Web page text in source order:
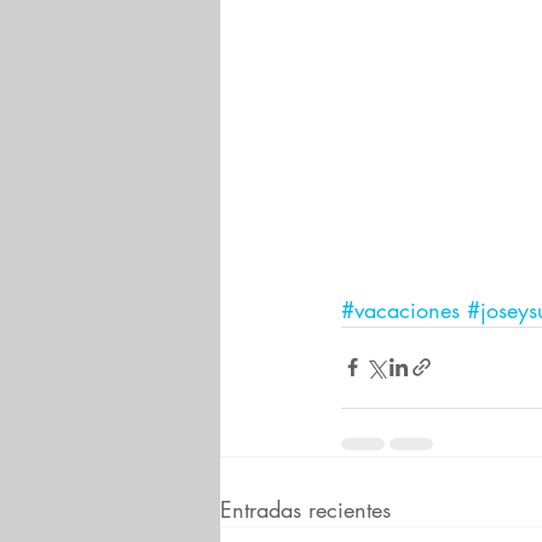
#vacaciones
Entradas recientes